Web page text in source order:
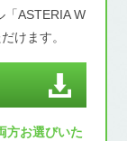
ASTERIA W
けます。
方お選びいた